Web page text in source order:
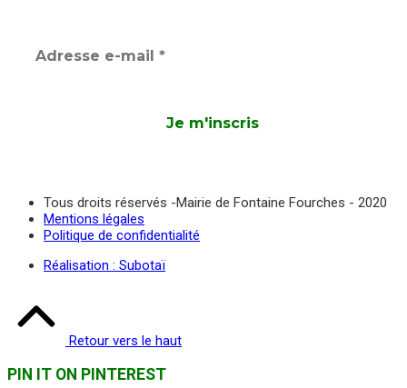
Tous droits réservés -Mairie de Fontaine Fourches - 2020
Mentions légales
Politique de confidentialité
Réalisation : Subotaï
Retour vers le haut
PIN IT ON PINTEREST